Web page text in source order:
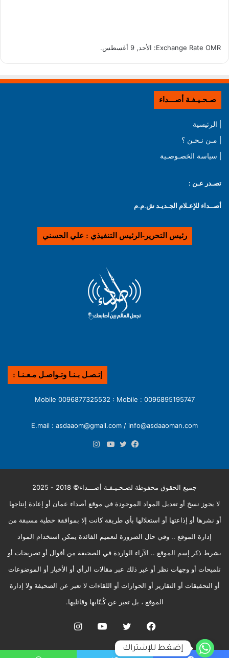
Exchange Rate OMR : الأحد, 9 أغسطس.
صـحـيـفـة أصـــداء
| الرئيسية
| مـن نـحـن ؟
| سياسة الخصـوصـية
تصـدر عـن :
أصــداء للإعـلام الجـديـد ش.م.م
رئيس التحرير-الرئيس التنفيذي : علي الحسني
إتـصـل بـنـا وتـواصـل مـعـنـا :
0096895195747 : Mobile 0096877325532 : Mobile
E.mail : asdaaom@gmail.com / info@asdaaoman.com
جميع الحقوق محفوظة لصـحـيـفـة أصـــداء© 2018 - 2025
لا يجوز نسخ أو تعديل المواد الموجودة في موقع أصداء عمان أو إعادة إنتاجها
أو نشرها أو إذاعتها أو استغلالها بأي طريقة كانت إلا بموافقة خطية مسبقة من
إدارة الموقع .. وفي حال الضرورة لتعميم الفائدة يمكن استخدام المواد
بشرط ذكر إسم الموقع .. الآراء الواردة في الصحيفة من أقوال أو تصريحات أو
تلميحات أو وجهات نظر أو غير ذلك عبر مقالات الرأي أو الأخبار أو الموضوعات
أو التحقيقات أو التقارير أو الحوارات أو اللقاءات لا تعبر عن الصحيفة ولا إدارة
الموقع ، بل تعبر عن كُـتّابها وقائليها.
فيسبوك تويتر يوتيوب
إضغط للإشتراك